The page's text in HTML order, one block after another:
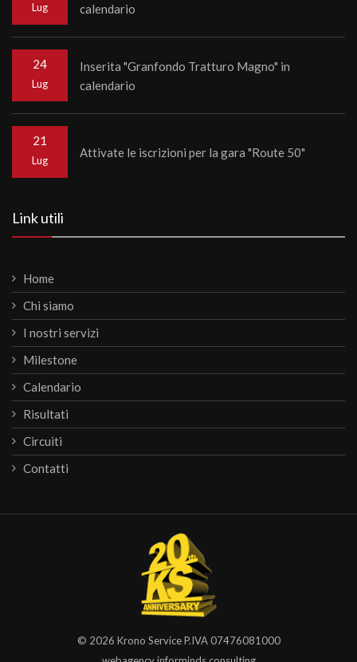
Lug
calendario
24
Lug
Inserita "Granfondo Tratturo Magno" in
calendario
21
Lug
Attivate le iscrizioni per la gara "Route 50"
Link utili
Home
Chi siamo
I nostri servizi
Milestone
Calendario
Risultati
Circuiti
Contatti
© 2026 Krono ServiceP.IVA 07476081000